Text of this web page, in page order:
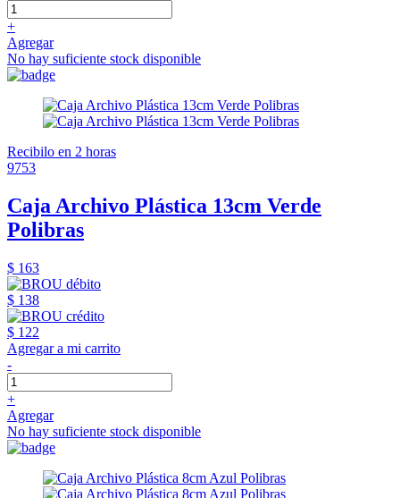
+
Agregar
No hay suficiente stock disponible
Recibilo en 2 horas
9753
Caja Archivo Plástica 13cm Verde
Polibras
$ 163
$ 138
$ 122
Agregar a mi carrito
-
+
Agregar
No hay suficiente stock disponible